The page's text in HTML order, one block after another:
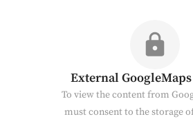
External
To view the content from
must consent to the storage